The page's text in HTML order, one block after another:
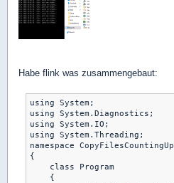
Habe flink was zusammengebaut:
using System;
using System.Diagnostics;
using System.IO;
using System.Threading;
namespace CopyFilesCountingUp
{
    class Program
    {